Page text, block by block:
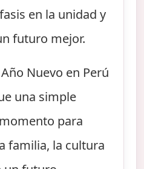
en la unidad y
futuro mejor.
Nuevo en Perú
una simple
para
familia, la cultura